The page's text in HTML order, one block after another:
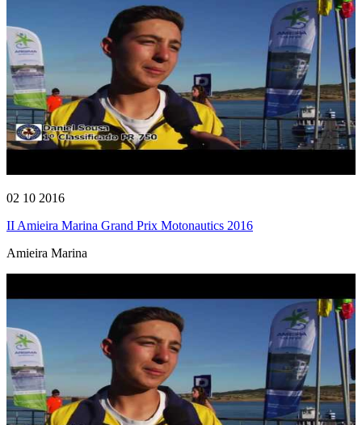
02 10 2016
II Amieira Marina Grand Prix Motonautics 2016
Amieira Marina